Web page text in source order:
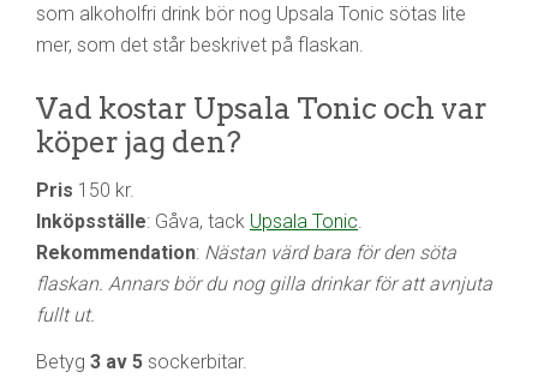
som alkoholfri drink bör nog Upsala Tonic sötas lite
mer, som det står beskrivet på flaskan.
Vad kostar Upsala Tonic och var
köper jag den?
Pris 150 kr.
Inköpsställe: Gåva, tack Upsala Tonic
Rekommendation: Nästan värd bara för den söta
flaskan. Annars bör du nog gilla drinkar för att avnjuta
fullt ut.
Betyg 3 av 5 sockerbitar.